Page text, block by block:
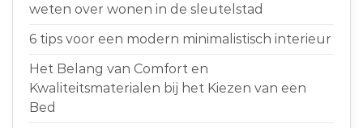
weten over wonen in de sleutelstad
6 tips voor een modern minimalistisch interieur
Het Belang van Comfort en
Kwaliteitsmaterialen bij het Kiezen van een
Bed